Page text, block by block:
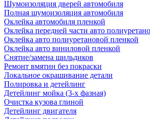
Шумоизоляция дверей автомобиля
Полная шумоизоляция автомобиля
Оклейка автомобиля пленкой
Оклейка передней части авто
Оклейка авто полиуретановой пленкой
Оклейка авто виниловой пленкой
Снятие/замена шильдиков
Ремонт вмятин без покраски
Локальное окрашивание детали
Полировка и детейлинг
Детейлинг мойка (3-х фазная)
Очистка кузова глиной
Детейлинг двигателя